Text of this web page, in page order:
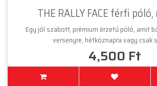
THE RALLY FACE férfi
Egy jól szabott, prémium érzetű póló, amit
versenyre, hétköznapra vagy csak
4,500 Ft